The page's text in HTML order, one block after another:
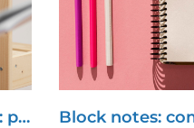
p… Block notes: